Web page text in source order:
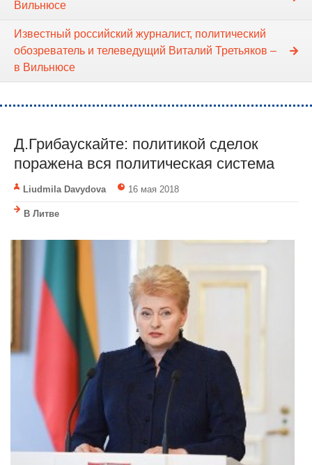
Вильнюсе
Известный российский журналист, политический
обозреватель и телеведущий Виталий Третьяков –
в Вильнюсе
Д.Грибаускайте: политикой сделок
поражена вся политическая система
Liudmila Davydova 16 мая 2018
В Литве